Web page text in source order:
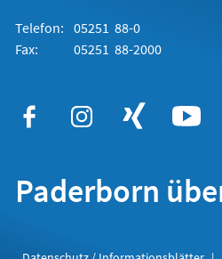
Telefon: 05251 88-0
Fax:
05251 88-2000
Paderborn